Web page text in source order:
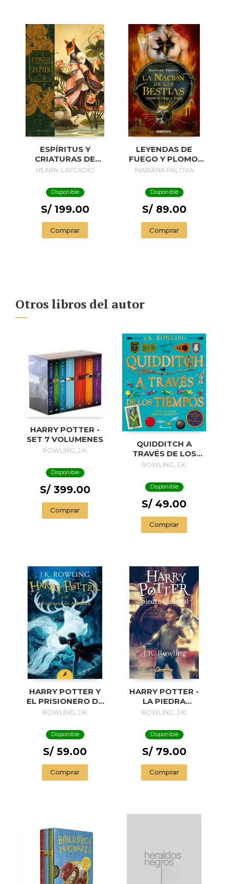
ESPÍRITUS Y
CRIATURAS DE
JAPÓN
HEARN, LAFCADIO
Disponible
S/ 199.00
Comprar
LEYENDAS DE
FUEGO Y PLOMO:
LA NACIÓN DE LAS
MARIANA PALOVA
Disponible
S/ 89.00
Comprar
Otros libros del autor
HARRY POTTER -
SET 7 VOLUMENES
ROWLING, J.K.
Disponible
S/ 399.00
Comprar
QUIDDITCH A
TRAVÉS DE LOS
TIEMPOS -
LIBRO DE LA
BIBLIOTECA DE
HOG
ROWLING, J.K.
Disponible
S/ 49.00
Comprar
HARRY POTTER Y
EL PRISIONERO DE
AZKABAN (DE
ROWLING, J.K.
Disponible
S/ 59.00
Comprar
HARRY POTTER -
LA PIEDRA
FILOSOFAL
ROWLING, J.K.
Disponible
S/ 79.00
Comprar